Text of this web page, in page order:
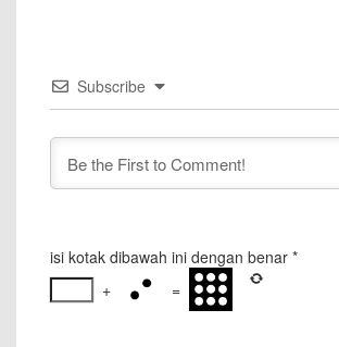
Subscribe
isi kotak dibawah ini dengan benar *
+
=